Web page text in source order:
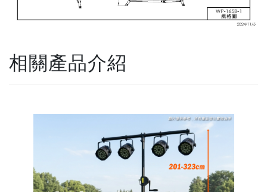
相關產品介紹